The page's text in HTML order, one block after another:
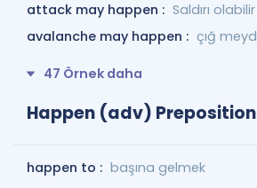
attack may happen : Saldırı olabilir
avalanche may happen : çığ
47 Örnek daha
Happen (adv) Preposition
happen to : başına gelmek